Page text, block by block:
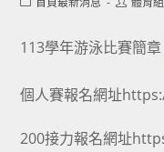
113學年游泳比賽簡章
個人賽報名網址
200接力報名網址